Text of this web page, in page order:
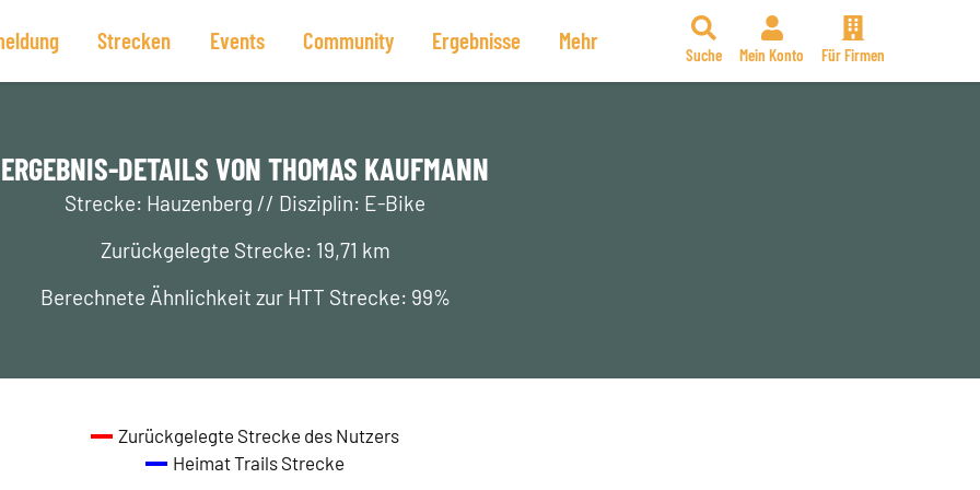
Strecken Events Community Ergebnisse Mehr
Suche Mein Konto Für Firmen
ERGEBNIS-DETAILS VON THOMAS KAUFMANN
Strecke: Hauzenberg // Disziplin: E-Bike
Zurückgelegte Strecke: 19,71 km
Berechnete Ähnlichkeit zur HTT Strecke: 99%
Zurückgelegte Strecke des Nutzers
Heimat Trails Strecke